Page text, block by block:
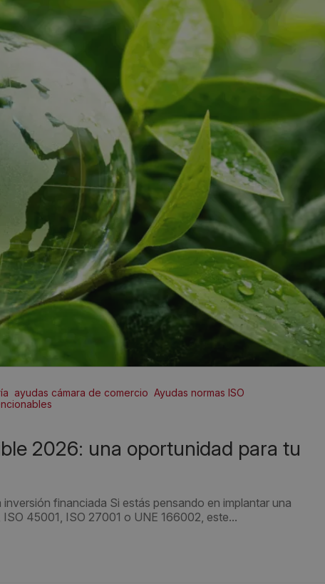
ayudas cámara de comercio Ayudas normas ISO
financiada Si estás pensando en implantar una
45001, ISO 27001 o UNE 166002, este...